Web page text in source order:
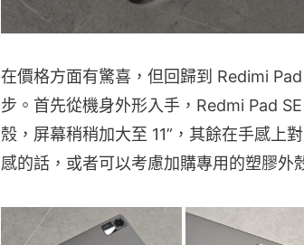
在價格方面有驚喜，但回歸到 Redimi
步。首先從機身外形入手，Redmi Pad
殼，屏幕稍稍加大至 11”，其餘在手感上
感的話，或者可以考慮加購專用的塑膠外